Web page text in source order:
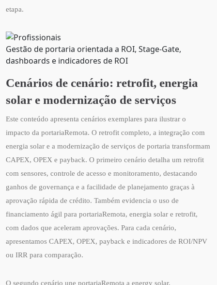
etapa.
Gestão de portaria orientada a ROI, Stage-Gate,
dashboards e indicadores de ROI
Cenários de cenário: retrofit, energia
solar e modernização de serviços
Este conteúdo apresenta cenários exemplares para ilustrar o
impacto da portariaRemota. O retrofit completo, a integração com
energia solar e a modernização de serviços de portaria transformam
CAPEX, OPEX e payback. O primeiro cenário detalha um retrofit
com sensores, controle de acesso e monitoramento, destacando
ganhos de governança e a facilidade de planejamento graças à
aprovação rápida de crédito. Também evidencia o uso de
financiamento ágil para portariaRemota, energia solar e retrofit,
com dados que aceleram aprovações. Para cada cenário,
apresentamos CAPEX, OPEX, payback e indicadores de ROI/NPV
ou IRR para comparação.
O segundo cenário une portariaRemota a energy solar,